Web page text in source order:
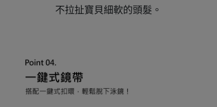
不拉扯寶貝細軟的頭髮。